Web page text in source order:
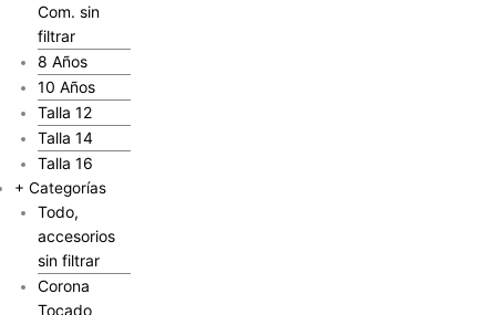
Com. sin
filtrar
8 Años
10 Años
Talla 12
Talla 14
Talla 16
+ Categorías
Todo,
accesorios
sin filtrar
Corona
Tocado